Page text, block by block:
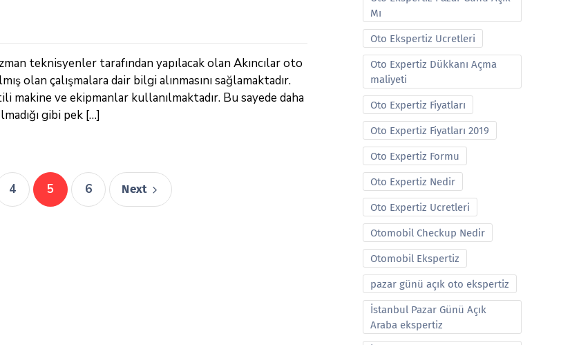
teknisyenler tarafından yapılacak olan Akıncılar oto
olan çalışmalara dair bilgi alınmasını sağlamaktadır.
ve ekipmanlar kullanılmaktadır. Bu sayede daha
gibi pek […]
4 5 6 Next
Mı
Oto Ekspertiz Ucretleri
Oto Expertiz Dükkanı Açma
maliyeti
Oto Expertiz Fiyatları
Oto Expertiz Fiyatları 2019
Oto Expertiz Formu
Oto Expertiz Nedir
Oto Expertiz Ucretleri
Otomobil Checkup Nedir
Otomobil Ekspertiz
pazar günü açık oto ekspertiz
İstanbul Pazar Günü Açık
Araba ekspertiz